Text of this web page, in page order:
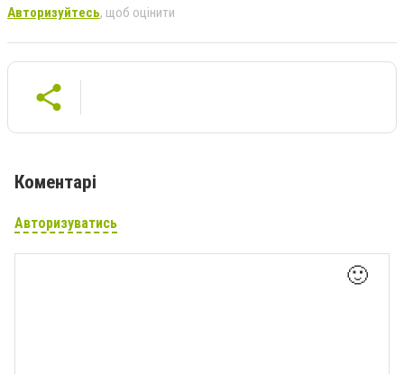
Авторизуйтесь, щоб оцінити
Коментарі
Авторизуватись
🙂